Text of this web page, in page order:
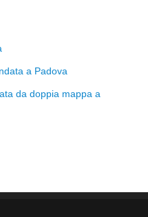
a Padova
da doppia mappa a